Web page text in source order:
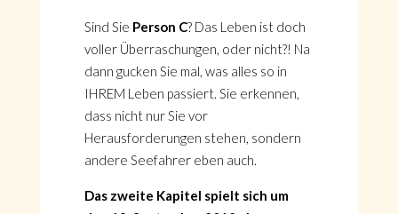
Sind Sie Person C? Das Leben ist doch
voller Überraschungen, oder nicht?! Na
dann gucken Sie mal, was alles so in
IHREM Leben passiert. Sie erkennen,
dass nicht nur Sie vor
Herausforderungen stehen, sondern
andere Seefahrer eben auch.
Das zweite Kapitel spielt sich um